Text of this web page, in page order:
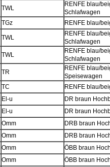
TWL
RENFE blau/
Schlafwagen
TGz RENFE blau/
TWL
RENFE blau/
Schlafwagen
TWL
RENFE blau/
Schlafwagen
TR
RENFE blau/
Speisewagen
TC RENFE blau/
El-u DR braun
El-u DR braun
Omm DRB braun
Omm DRB braun
Omm ÖBB braun
Omm ÖBB braun